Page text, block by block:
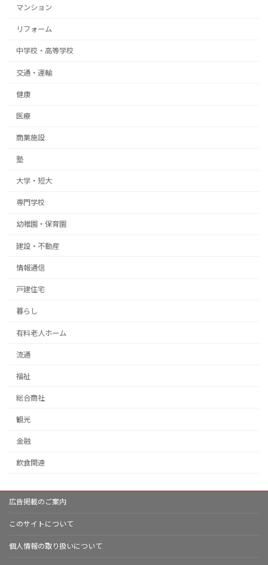
マンション
リフォーム
中学校・高等学校
交通・運輸
健康
医療
商業施設
塾
大学・短大
専門学校
幼稚園・保育園
建設・不動産
情報通信
戸建住宅
暮らし
有料老人ホーム
流通
福祉
総合商社
観光
金融
飲食関連
広告掲載のご案内
このサイトについて
個人情報の取り扱いについて